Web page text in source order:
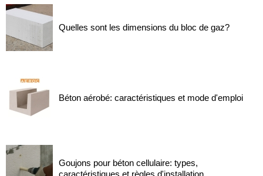
Quelles sont les dimensions du bloc de gaz?
Béton aérobé: caractéristiques et mode d'emploi
Goujons pour béton cellulaire: types,